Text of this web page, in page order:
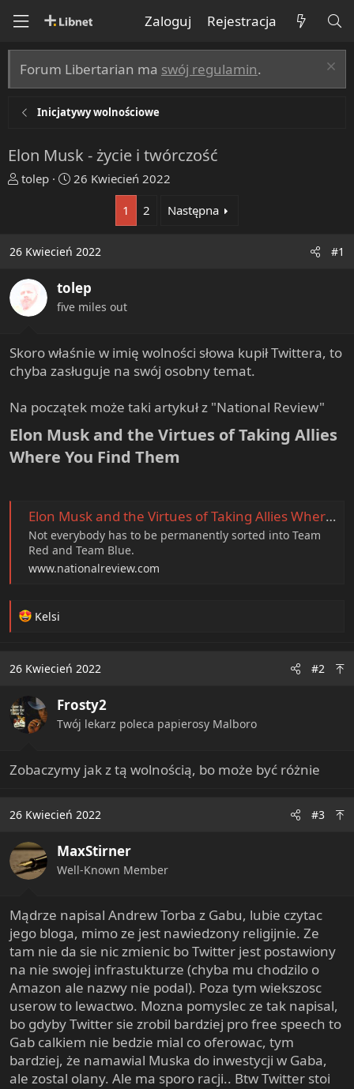
Zaloguj Rejestracja
Forum Libertarian ma swój regulamin.
Inicjatywy wolnościowe
Elon Musk - życie i twórczość
T
a
d
s
t
a
e
r
tolep
R
o
c
ę
t
26 Kwiecień 2022
1
2 Następna
26 Kwiecień 2022 #1
tolep
five miles out
Skoro właśnie w imię wolności słowa kupił Twittera, to
chyba zasługuje na swój osobny temat.
Na początek może taki artykuł z "National Review"
Elon Musk and the Virtues of Taking Allies
Where You Find Them​
Elon Musk and the Virtues of Taking Allies Where You Find Them | National Review
Not everybody has to be permanently sorted into Team
Red and Team Blue.
www.nationalreview.com
R
t
o
n
s
Kelsi
26 Kwiecień 2022 #2
Frosty2
Twój lekarz poleca papierosy Malboro
Zobaczymy jak z tą wolnością, bo może być różnie
26 Kwiecień 2022 #3
MaxStirner
Well-Known Member
Mądrze napisal Andrew Torba z Gabu, lubie czytac
jego bloga, mimo ze jest nawiedzony religijnie. Ze
tam nie da sie nic zmienic bo Twitter jest postawiony
na nie swojej infrastukturze (chyba mu chodzilo o
Amazon ale nazwy nie podal). Poza tym wiekszosc
userow to lewactwo. Mozna pomyslec ze tak napisal,
bo gdyby Twitter sie zrobil bardziej pro free speech to
Gab calkiem nie bedzie mial co oferowac, tym
bardziej, że namawial Muska do inwestycji w Gaba,
ale zostal olany. Ale ma sporo racji.. Btw Twitter stoi